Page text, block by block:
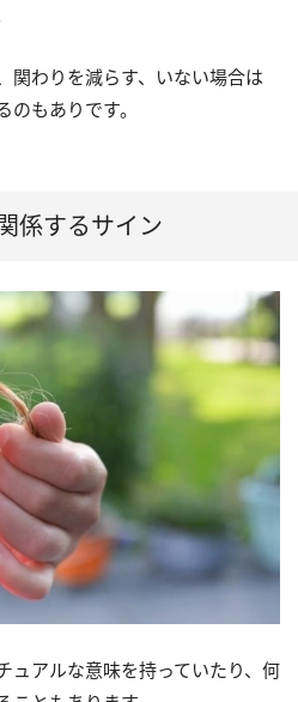
関わりを減らす、いない場合は
もありです。
係するサイン
ュアルな意味を持っていたり、何